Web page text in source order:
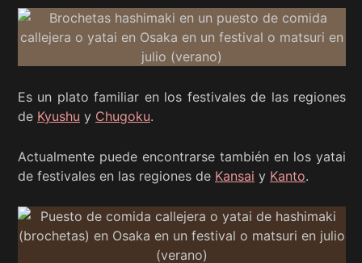
Es un plato familiar en los festivales de las regiones
de Kyushu y Chugoku.
Actualmente puede encontrarse también en los yatai
de festivales en las regiones de Kansai y Kanto.